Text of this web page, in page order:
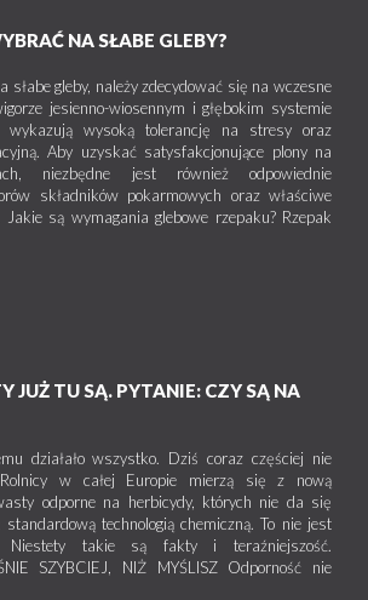
NA SŁABE GLEBY?
słabe gleby, należy zdecydować się na wczesne
jesienno-wiosennym i głębokim systemie
wykazują wysoką tolerancję na stresy oraz
Aby uzyskać satysfakcjonujące plony na
niezbędne jest również odpowiednie
składników pokarmowych oraz właściwe
Jakie są wymagania glebowe rzepaku? Rzepak
JUŻ TU SĄ. PYTANIE: CZY SĄ NA
działało wszystko. Dziś coraz częściej nie
w całej Europie mierzą się z nową
odporne na herbicydy, których nie da się
technologią chemiczną. To nie jest
Niestety takie są fakty i teraźniejszość.
SZYBCIEJ, NIŻ MYŚLISZ Odporność nie